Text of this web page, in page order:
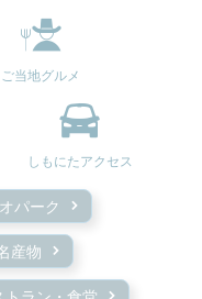
ご当地グルメ
しもにたアクセス
パーク
産物